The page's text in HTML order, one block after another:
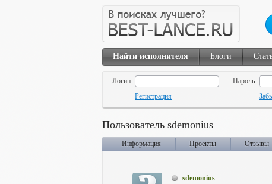
Найти исполнителя Блоги
Логин:
Пароль:
Регистрация
Пользователь sdemonius
Информация Проекты Отзывы
sdemonius